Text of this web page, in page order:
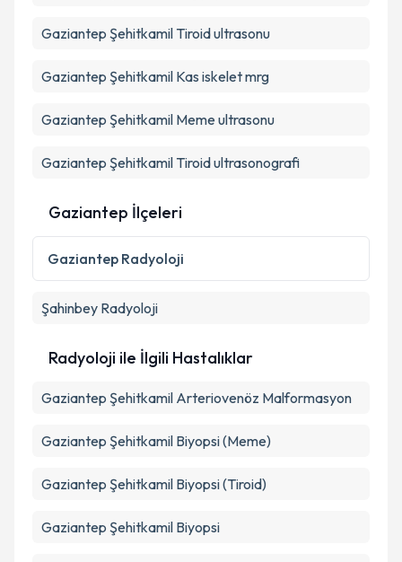
Gaziantep Şehitkamil Tiroid ultrasonu
Gaziantep Şehitkamil Kas iskelet mrg
Gaziantep Şehitkamil Meme ultrasonu
Gaziantep Şehitkamil Tiroid ultrasonografi
Gaziantep İlçeleri
Gaziantep Radyoloji
Şahinbey Radyoloji
Radyoloji ile İlgili Hastalıklar
Gaziantep Şehitkamil Arteriovenöz Malformasyon
Gaziantep Şehitkamil Biyopsi (Meme)
Gaziantep Şehitkamil Biyopsi (Tiroid)
Gaziantep Şehitkamil Biyopsi